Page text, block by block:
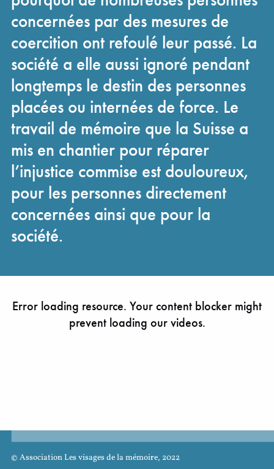
concernées par des mesures de
coercition ont refoulé leur passé. La
société a elle aussi ignoré pendant
longtemps le destin des personnes
placées ou internées de force. Le
travail de mémoire que la Suisse a
mis en chantier pour réparer
l’injustice commise est douloureux,
pour les personnes directement
concernées ainsi que pour la
société.
© Association Les visages de la mémoire, 2022